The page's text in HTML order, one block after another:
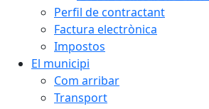
Perfil de contractant
Factura electrònica
Impostos
El municipi
Com arribar
Transport